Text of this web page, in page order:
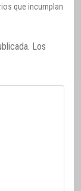
que incumplan
Los